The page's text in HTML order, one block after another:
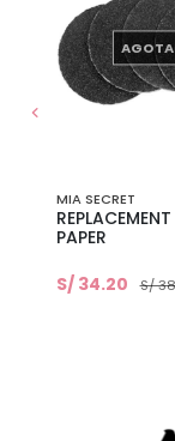
MIA SECRET
PAPER
S/ 34.20
S/